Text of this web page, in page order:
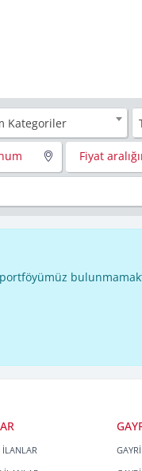
Kategoriler
Fiyat
İLANLAR